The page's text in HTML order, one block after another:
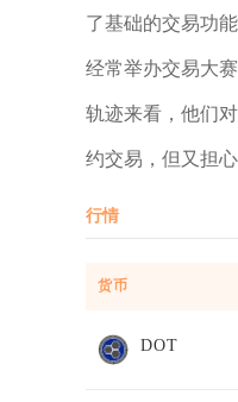
了基础的交易功
经常举办交易大
轨迹来看，他们
约交易，但又担
行情
货币
DOT